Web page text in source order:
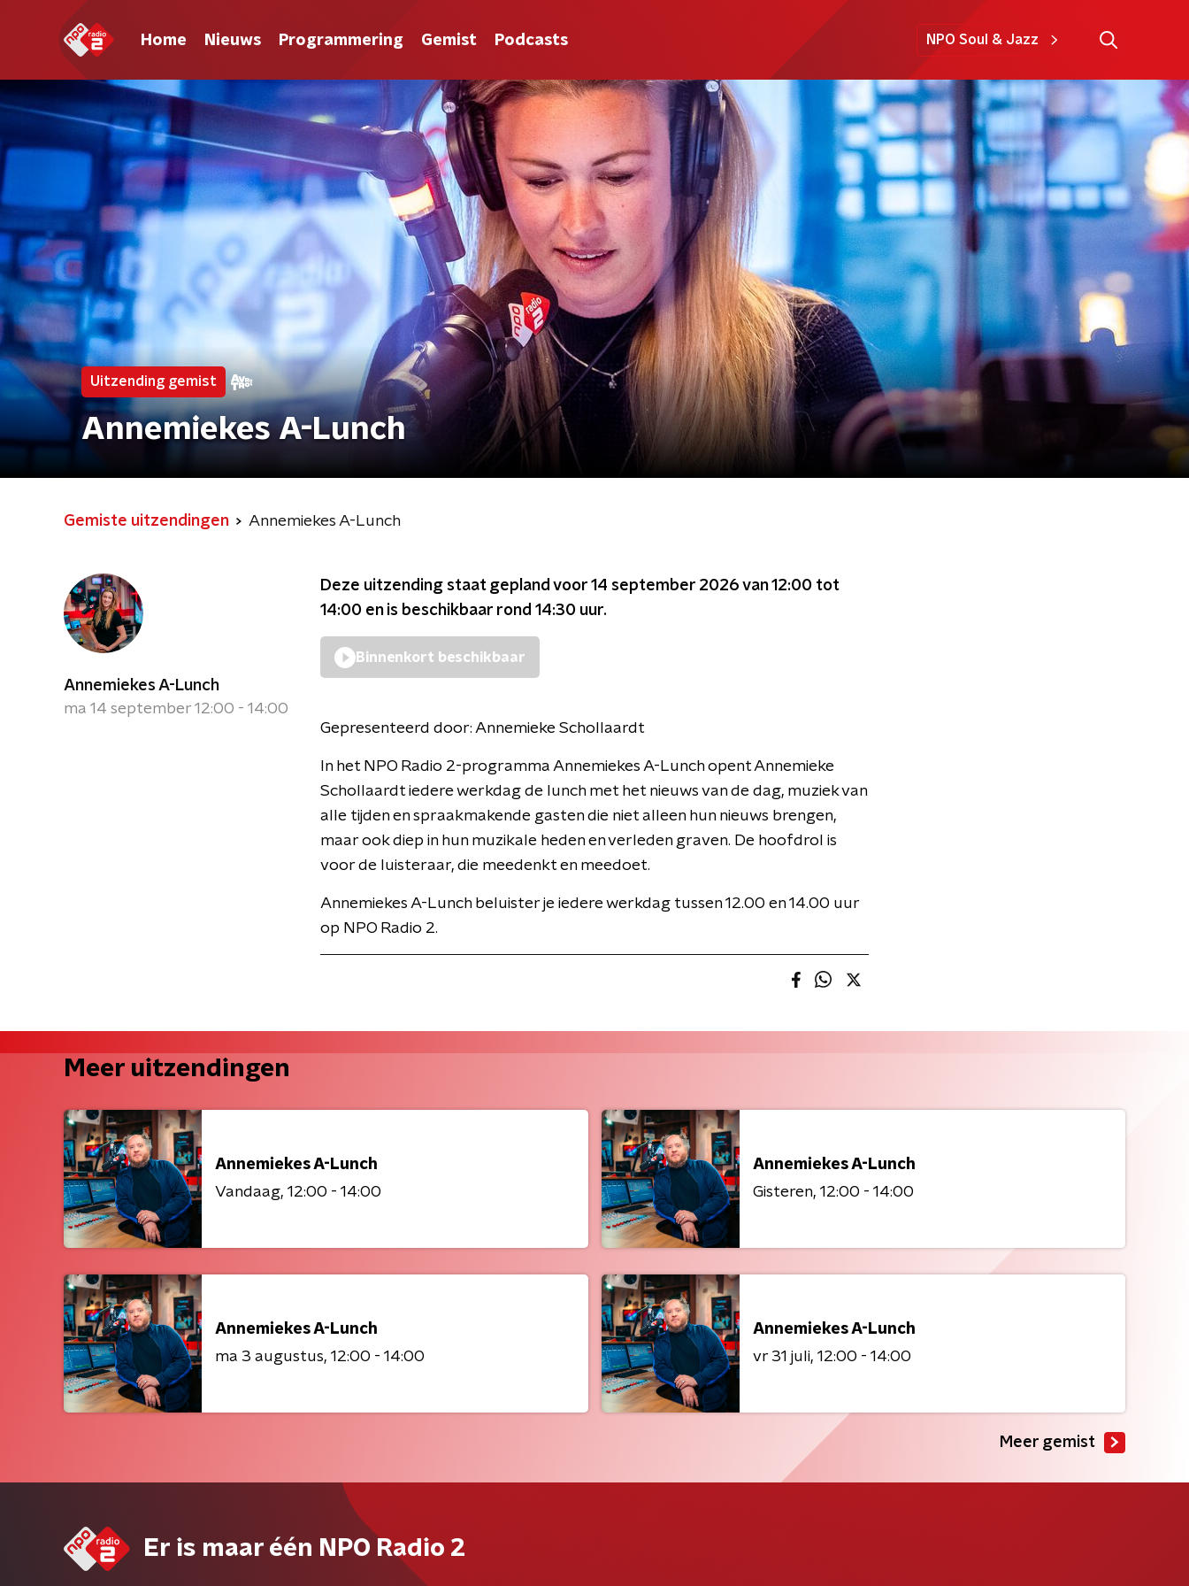
Home Nieuws Programmering Gemist Podcasts NPO Soul & Jazz
Uitzending gemist
Annemiekes A-Lunch
Gemiste uitzendingen Annemiekes A-Lunch
Annemiekes A-Lunch
ma 14 september 12:00 - 14:00
Deze uitzending staat gepland voor 14 september 2026 van 12:00 tot
14:00 en is beschikbaar rond 14:30 uur.
Binnenkort beschikbaar
Gepresenteerd door: Annemieke Schollaardt
In het NPO Radio 2-programma Annemiekes A-Lunch opent Annemieke
Schollaardt iedere werkdag de lunch met het nieuws van de dag, muziek van
alle tijden en spraakmakende gasten die niet alleen hun nieuws brengen,
maar ook diep in hun muzikale heden en verleden graven. De hoofdrol is
voor de luisteraar, die meedenkt en meedoet.
Annemiekes A-Lunch beluister je iedere werkdag tussen 12.00 en 14.00 uur
op NPO Radio 2.
Meer uitzendingen
Annemiekes A-Lunch
Vandaag 12:00 - 14:00
Annemiekes A-Lunch
Gisteren 12:00 - 14:00
Annemiekes A-Lunch
ma 3 augustus 12:00 - 14:00
Annemiekes A-Lunch
vr 31 juli 12:00 - 14:00
Meer gemist
Er is maar één NPO Radio 2